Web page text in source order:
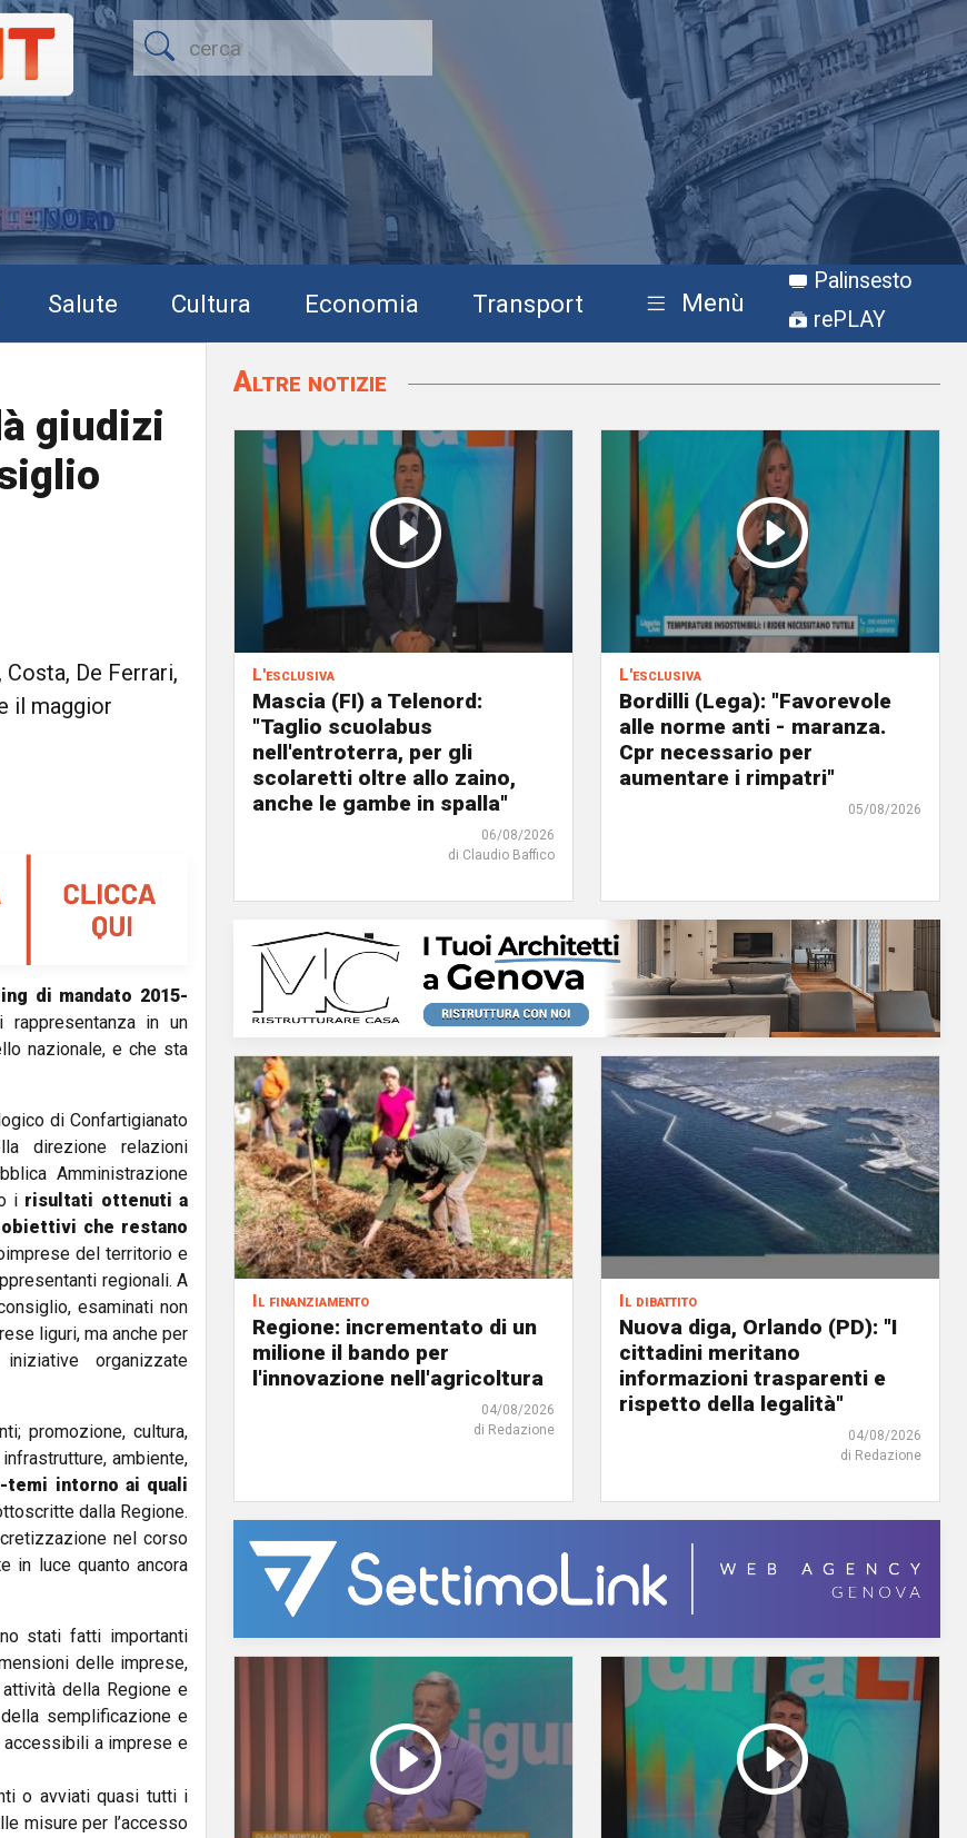
Salute Cultura Economia Transport Menù
Palinsesto
rePLAY
giudizi
De Ferrari,
il maggior
di mandato 2015-
in un
nazionale, e che sta
di Confartigianato
direzione relazioni
Amministrazione
i risultati ottenuti a
obiettivi che restano
del territorio e
regionali. A
esaminati non
liguri, ma anche per
organizzate
promozione, cultura,
ambiente,
temi intorno ai quali
dalla Regione.
nel corso
in luce quanto ancora
stati fatti importanti
delle imprese,
della Regione e
semplificazione e
a imprese e
o avviati quasi tutti i
misure per l’accesso
Altre notizie
L'esclusiva
Mascia (FI) a Telenord:
"Taglio scuolabus
nell'entroterra, per gli
scolaretti oltre allo zaino,
anche le gambe in spalla"
06/08/2026
di Claudio Baffico
L'esclusiva
Bordilli (Lega): "Favorevole
alle norme anti - maranza.
Cpr necessario per
aumentare i rimpatri"
05/08/2026
Il finanziamento
Regione: incrementato di un
milione il bando per
l'innovazione nell'agricoltura
04/08/2026
di Redazione
Il dibattito
Nuova diga, Orlando (PD): "I
cittadini meritano
informazioni trasparenti e
rispetto della legalità"
04/08/2026
di Redazione